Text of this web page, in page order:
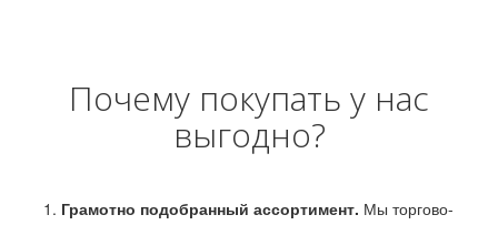
Почему покупать у нас
выгодно?
Грамотно подобранный ассортимент. Мы торгово-